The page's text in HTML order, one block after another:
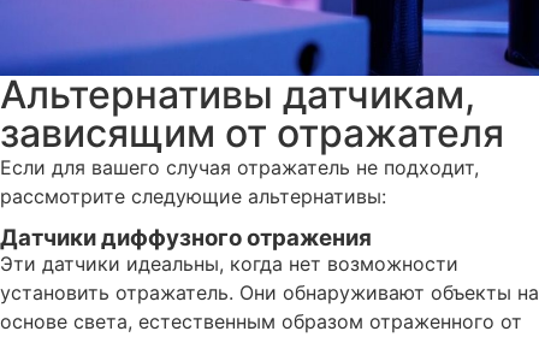
Альтернативы датчикам,
зависящим от отражателя
Если для вашего случая отражатель не подходит,
рассмотрите следующие альтернативы:
Датчики диффузного отражения
Эти датчики идеальны, когда нет возможности
установить отражатель. Они обнаруживают объекты на
основе света, естественным образом отраженного от